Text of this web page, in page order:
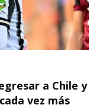
a Chile y
vez más